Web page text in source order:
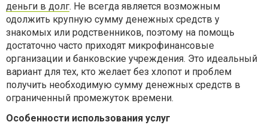
деньги в долг. Не всегда является возможным
одолжить крупную сумму денежных средств у
знакомых или родственников, поэтому на помощь
достаточно часто приходят микрофинансовые
организации и банковские учреждения. Это идеальный
вариант для тех, кто желает без хлопот и проблем
получить необходимую сумму денежных средств в
ограниченный промежуток времени.
Особенности использования услуг